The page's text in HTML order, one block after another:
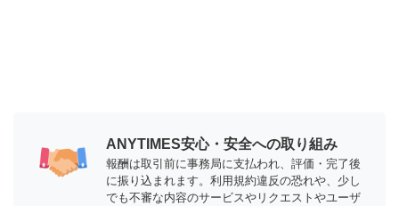
ANYTIMES安心・安全への取り組み
報酬は取引前に事務局に支払われ、評価・完了後
に振り込まれます。利用規約違反の恐れや、少し
でも不審な内容のサービスやリクエストやユーザ